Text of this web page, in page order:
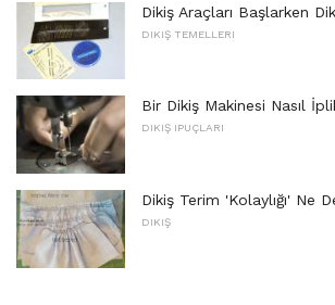
Dikiş Araçları Başlarken
DIKIŞ TEMELLERI
Bir Dikiş Makinesi Nasıl
DIKIŞ IPUÇLARI
Dikiş Terim 'Kolaylığı' Ne
DIKIŞ